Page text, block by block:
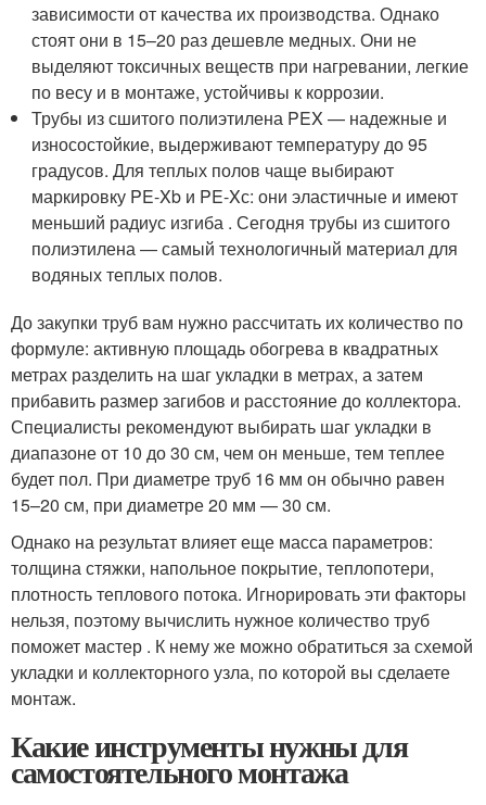
зависимости от качества их производства. Однако
стоят они в 15–20 раз дешевле медных. Они не
выделяют токсичных веществ при нагревании, легкие
по весу и в монтаже, устойчивы к коррозии.
Трубы из сшитого полиэтилена PEX — надежные и
износостойкие, выдерживают температуру до 95
градусов. Для теплых полов чаще выбирают
маркировку PE-Xb и PE-Xс: они эластичные и имеют
меньший радиус изгиба . Сегодня трубы из сшитого
полиэтилена — самый технологичный материал для
водяных теплых полов.
До закупки труб вам нужно рассчитать их количество по
формуле: активную площадь обогрева в квадратных
метрах разделить на шаг укладки в метрах, а затем
прибавить размер загибов и расстояние до коллектора.
Специалисты рекомендуют выбирать шаг укладки в
диапазоне от 10 до 30 см, чем он меньше, тем теплее
будет пол. При диаметре труб 16 мм он обычно равен
15–20 см, при диаметре 20 мм — 30 см.
Однако на результат влияет еще масса параметров:
толщина стяжки, напольное покрытие, теплопотери,
плотность теплового потока. Игнорировать эти факторы
нельзя, поэтому вычислить нужное количество труб
поможет мастер . К нему же можно обратиться за схемой
укладки и коллекторного узла, по которой вы сделаете
монтаж.
Какие инструменты нужны для
самостоятельного монтажа